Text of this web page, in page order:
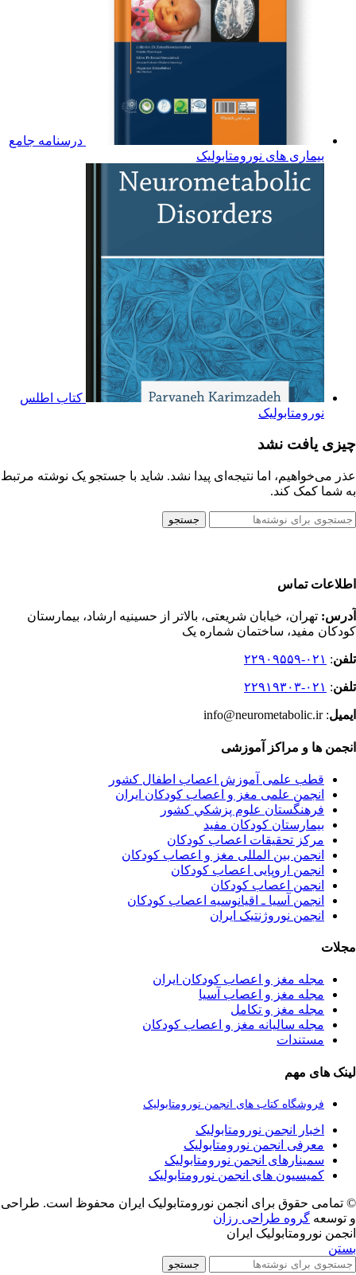
درسنامه جامع
بیماری های نورومتابولیک
کتاب اطلس
نورومتابولیک
چیزی یافت نشد
عذر می‌خواهیم، اما نتیجه‌ای پیدا نشد. شاید با جستجو یک نوشته مرتبط
به شما کمک کند.
جستجو
اطلاعات تماس
آدرس: تهران، خیابان شریعتی، بالاتر از حسینیه ارشاد، بیمارستان
کودکان مفید، ساختمان شماره یک
تلفن: ۰۲۱-۲۲۹۰۹۵۵۹
تلفن: ۰۲۱-۲۲۹۱۹۳۰۳
ایمیل: info@neurometabolic.ir
انجمن ها و مراکز آموزشی
قطب علمی آموزش اعصاب اطفال کشور
انجمن علمی مغز و اعصاب کودکان ایران
فرهنگستان علوم پزشكي كشور
بیمارستان کودکان مفید
مرکز تحقیقات اعصاب کودکان
انجمن بین المللی مغز و اعصاب کودکان
انجمن اروپایی اعصاب کودکان
انجمن اعصاب کودکان
انجمن آسیا ـ اقیانوسیه اعصاب کودکان
انجمن نوروژنتیک ایران
مجلات
مجله مغز و اعصاب کودکان ایران
مجله مغز و اعصاب آسیا
مجله مغز و تکامل
مجله سالیانه مغز و اعصاب کودکان
مستندات
لینک های مهم
فروشگاه کتاب های انجمن نورومتابولیک
اخبار انجمن نورومتابولیک
معرفی انجمن نورومتابولیک
سمینارهای انجمن نورومتابولیک
کمیسیون های انجمن نورومتابولیک
© تمامی حقوق برای انجمن نورومتابولیک ایران محفوظ است. طراحی
و توسعه گروه طراحی رزان
انجمن نورومتابولیک ایران
بستن
جستجو